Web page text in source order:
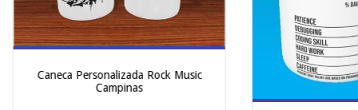
Caneca Personalizada Rock Music
Campinas